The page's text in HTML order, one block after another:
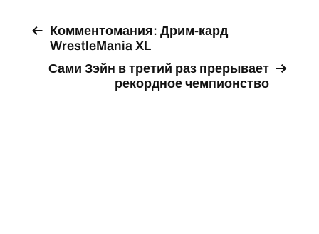
Комментомания: Дрим-кард
WrestleMania XL
Сами Зэйн в третий раз прерывает
рекордное чемпионство